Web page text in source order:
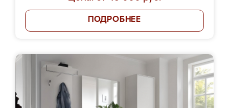
ПОДРОБНЕЕ